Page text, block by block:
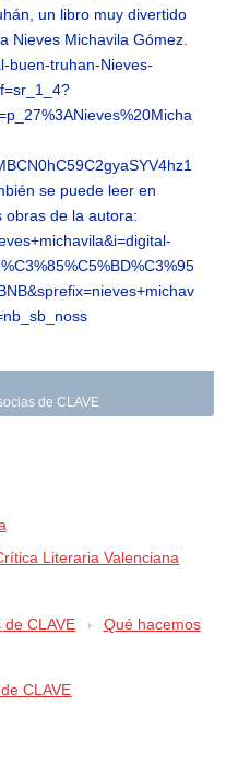
un libro muy divertido
Nieves Michavila Gómez.
buen-truhan-Nieves-
se puede leer en
obras de la autora:
de CLAVE
Literaria Valenciana
CLAVE
Qué hacemos
CLAVE